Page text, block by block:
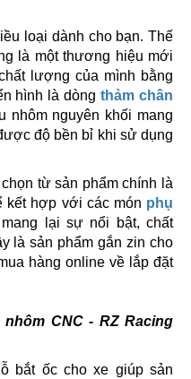
loại dành cho bạn. Thế
là một thương hiệu mới
lượng của mình bằng
hình là dòngthảm chân
nhôm nguyên khối mang
độ bền bỉ khi sử dụng
từ sản phẩm chính là
kết hợp với các món phụ
mang lại sự nổi bật, chất
là sản phẩm gắn zin cho
hàng online về lắp đặt
CNC - RZ Racing
bắt ốc cho xe giúp sản